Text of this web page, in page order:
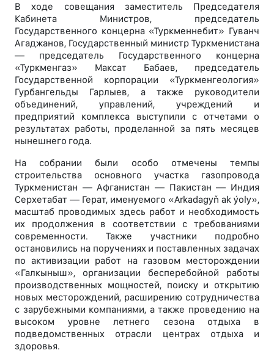
В ходе совещания заместитель Председателя
Кабинета Министров, председатель
Государственного концерна «Туркменнебит» Гуванч
Агаджанов, Государственный министр Туркменистана
— председатель Государственного концерна
«Туркменгаз» Максат Бабаев, председатель
Государственной корпорации «Туркменгеология»
Гурбангельды Гарлыев, а также руководители
объединений, управлений, учреждений и
предприятий комплекса выступили с отчетами о
результатах работы, проделанной за пять месяцев
нынешнего года.
На собрании были особо отмечены темпы
строительства основного участка газопровода
Туркменистан — Афганистан — Пакистан — Индия
Серхетабат — Герат, именуемого «Arkadagyň ak ýoly»,
масштаб проводимых здесь работ и необходимость
их продолжения в соответствии с требованиями
современности. Также участники подробно
остановились на поручениях и поставленных задачах
по активизации работ на газовом месторождении
«Галкыныш», организации бесперебойной работы
производственных мощностей, поиску и открытию
новых месторождений, расширению сотрудничества
с зарубежными компаниями, а также проведению на
высоком уровне летнего сезона отдыха в
подведомственных отрасли центрах отдыха и
здоровья.